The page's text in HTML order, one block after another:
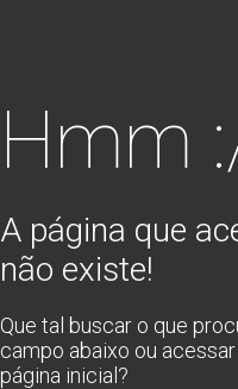
Hmm
A página que
não existe!
Que tal buscar o que
campo abaixo ou
página inicial?